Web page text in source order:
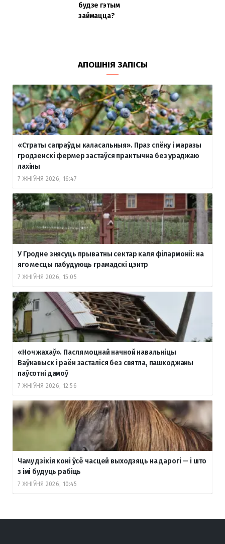
будзе гэтым
займацца?
АПОШНІЯ ЗАПІСЫ
«Страты сапраўды каласальныя». Праз спёку і маразы
гродзенскі фермер застаўся практычна без ураджаю
лахіны
7 ЖНІЎНЯ 2026, 16:47
У Гродне знясуць прыватны сектар каля філармоніі: на
яго месцы пабудуюць грамадскі цэнтр
7 ЖНІЎНЯ 2026, 15:05
«Ноч жахаў». Пасля моцнай начной навальніцы
Ваўкавыск і раён засталіся без святла, пашкоджаны
паўсотні дамоў
7 ЖНІЎНЯ 2026, 12:56
Чаму дзікія коні ўсё часцей выходзяць на дарогі — і што
з імі будуць рабіць
7 ЖНІЎНЯ 2026, 10:45